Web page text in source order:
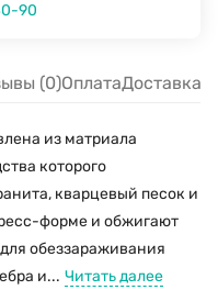
90
(0)ОплатаДоставка
из матриала
которого
кварцевый песок и
форме и обжигают
обеззараживания
и... Читать далее